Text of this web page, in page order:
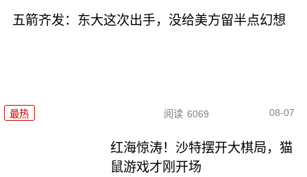
五箭齐发：东大这次出手，没给美方留半点幻想
最热 阅读 6069 08-07
红海惊涛！沙特摆开大棋局，猫
鼠游戏才刚开场